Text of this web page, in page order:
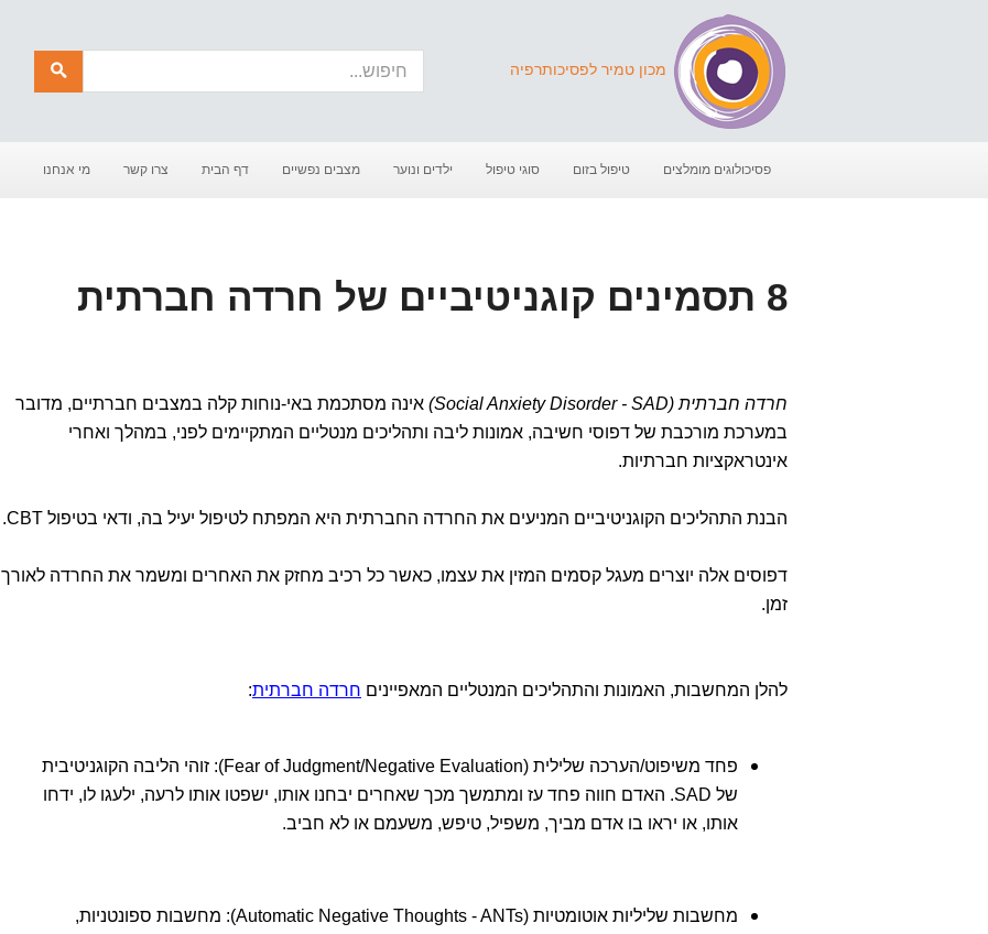
מכון טמיר לפסיכותרפיה
חיפוש
פסיכולוגים מומלצים טיפול בזום סוגי טיפול ילדים ונוער מצבים נפשיים דף הבית צרו קשר מי אנחנו
8 תסמינים קוגניטיביים של חרדה חברתית
חרדה חברתית (Social Anxiety Disorder - SAD)
אינה מסתכמת באי-נוחות קלה במצבים חברתיים, מדובר
במערכת מורכבת של דפוסי חשיבה, אמונות ליבה ותהליכים מנטליים המתקיימים לפני, במהלך ואחרי
אינטראקציות חברתיות.
הבנת התהליכים הקוגניטיביים המניעים את החרדה החברתית היא המפתח לטיפול יעיל בה, ודאי בטיפול CBT.
דפוסים אלה יוצרים מעגל קסמים המזין את עצמו, כאשר כל רכיב מחזק את האחרים ומשמר את החרדה לאורך
זמן.
להלן המחשבות, האמונות והתהליכים המנטליים המאפיינים חרדה חברתית:
פחד משיפוט/הערכה שלילית (Fear of Judgment/Negative Evaluation): זוהי הליבה הקוגניטיבית
של SAD. האדם חווה פחד עז ומתמשך מכך שאחרים יבחנו אותו, ישפטו אותו לרעה, ילעגו לו, ידחו
אותו, או יראו בו אדם מביך, משפיל, טיפש, משעמם או לא חביב.
מחשבות שליליות אוטומטיות (Automatic Negative Thoughts - ANTs): מחשבות ספונטניות,